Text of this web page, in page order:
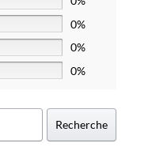
0%
0%
0%
Recherche